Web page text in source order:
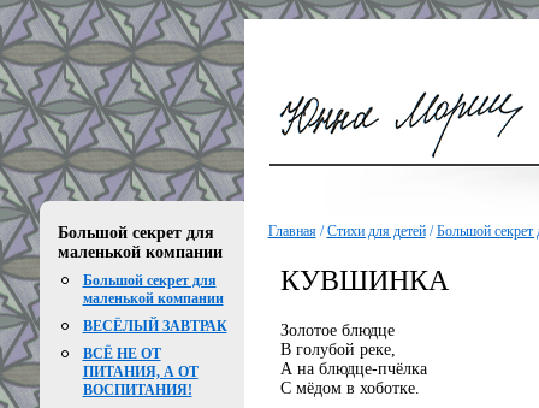
Большой секрет для
маленькой компании
Большой секрет для
маленькой компании
ВЕСЁЛЫЙ ЗАВТРАК
ВСЁ НЕ ОТ
ПИТАНИЯ, А ОТ
ВОСПИТАНИЯ!
Главная/Стихи для детей/Большой секрет
КУВШИНКА
Золотое блюдце
В голубой реке,
А на блюдце-пчёлка
С мёдом в хоботке.